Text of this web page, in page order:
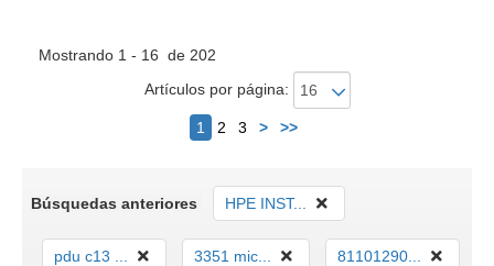
Mostrando 1 - 16 de 202
Artículos por página:
1 2 3 > >>Siguiente
Búsquedas anteriores HPE INST...
pdu c13 ... 3351 mic... 81101290...